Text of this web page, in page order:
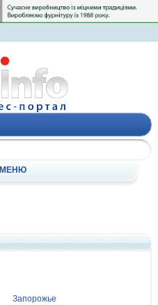
МЕНЮ
Запорожье